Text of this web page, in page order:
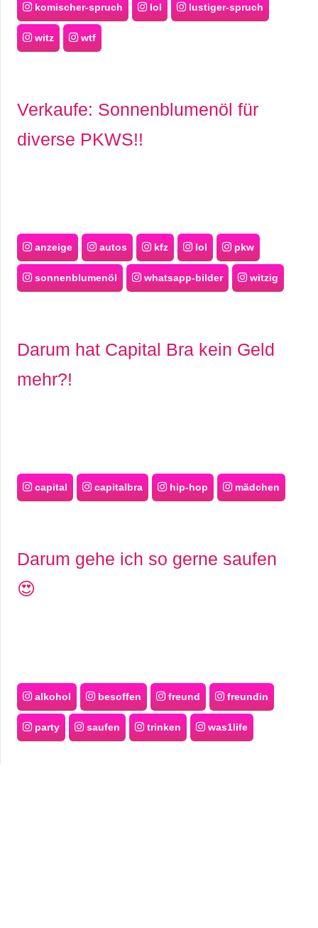
komischer-spruch lol lustiger-spruch
witz wtf
Verkaufe: Sonnenblumenöl für
diverse PKWS!!
anzeige autos kfz lol pkw
sonnenblumenöl whatsapp-bilder witzig
Darum hat Capital Bra kein Geld
mehr?!
capital capitalbra hip-hop mädchen
Darum gehe ich so gerne saufen
😍
alkohol besoffen freund freundin
party saufen trinken was1life